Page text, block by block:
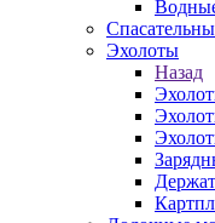
Эхолоты
Назад